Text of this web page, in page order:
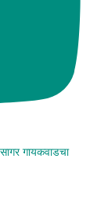
गायकवाडचा